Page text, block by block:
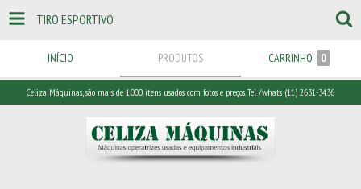
TIRO ESPORTIVO
INÍCIO PRODUTOS CARRINHO 0
Celiza Máquinas, são mais de 1.000 itens usados com fotos e preços. Tel /whats (11) 2631-3436